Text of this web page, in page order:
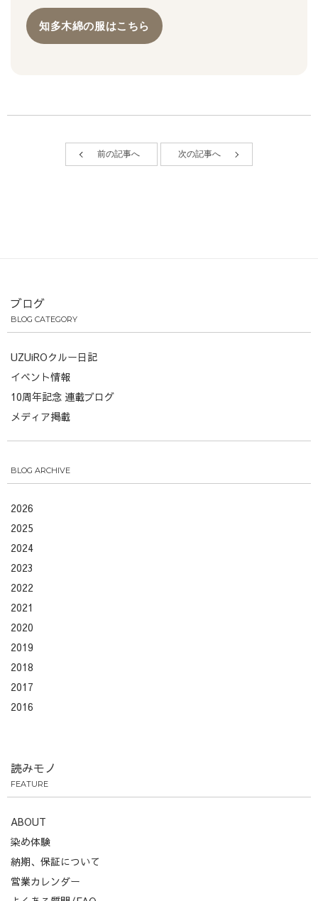
知多木綿の服はこちら
前の記事へ 次の記事へ
ブログ
BLOG CATEGORY
UZUiROクルー日記
イベント情報
10周年記念 連載ブログ
メディア掲載
BLOG ARCHIVE
2026
2025
2024
2023
2022
2021
2020
2019
2018
2017
2016
読みモノ
FEATURE
ABOUT
染め体験
納期、保証について
営業カレンダー